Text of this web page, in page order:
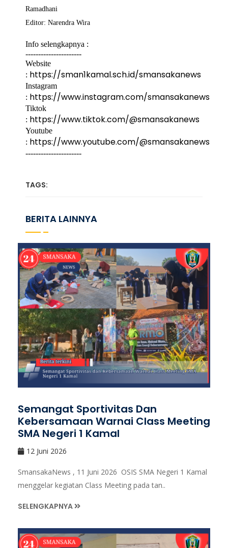
Ramadhani
Editor: Narendra Wira
Info selengkapnya :
----------------------
Website
: https://sman1kamal.sch.id/smansakanews
Instagram
: https://www.instagram.com/smansakanews
Tiktok
: https://www.tiktok.com/@smansakanews
Youtube
: https://www.youtube.com/@smansakanews
----------------------
TAGS:
BERITA LAINNYA
Semangat Sportivitas Dan
Kebersamaan Warnai Class Meeting
SMA Negeri 1 Kamal
12 Juni 2026
SmansakaNews , 11 Juni 2026 OSIS SMA Negeri 1 Kamal
menggelar kegiatan Class Meeting pada tan..
SELENGKAPNYA